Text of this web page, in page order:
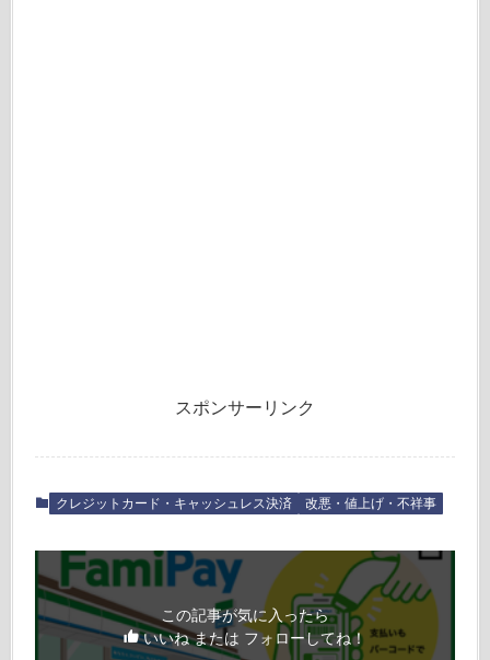
スポンサーリンク
クレジットカード・キャッシュレス決済 改悪・値上げ・不祥事
この記事が気に入ったら
いいね または フォローしてね！